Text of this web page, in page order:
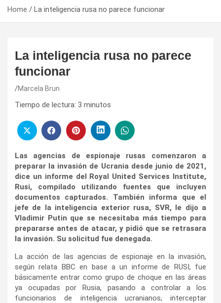
Home La inteligencia rusa no parece funcionar
La inteligencia rusa no parece
funcionar
Marcela Brun
Tiempo de lectura: 3 minutos
Las agencias de espionaje rusas comenzaron a
preparar la invasión de Ucrania desde junio de 2021,
dice un informe del Royal United Services Institute,
Rusi, compilado utilizando fuentes que incluyen
documentos capturados. También informa que el
jefe de la inteligencia exterior rusa, SVR, le dijo a
Vladimir Putin que se necesitaba más tiempo para
prepararse antes de atacar, y pidió que se retrasara
la invasión. Su solicitud fue denegada.
La acción de las agencias de espionaje en la invasión,
según relata BBC en base a un informe de RUSI, fue
básicamente entrar como grupo de choque en las áreas
ya ocupadas por Rusia, pasando a controlar a los
funcionarios de inteligencia ucranianos, interceptar